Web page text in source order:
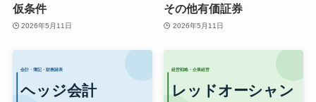
仮条件
2026年5月11日
その他有価証券
2026年5月11日